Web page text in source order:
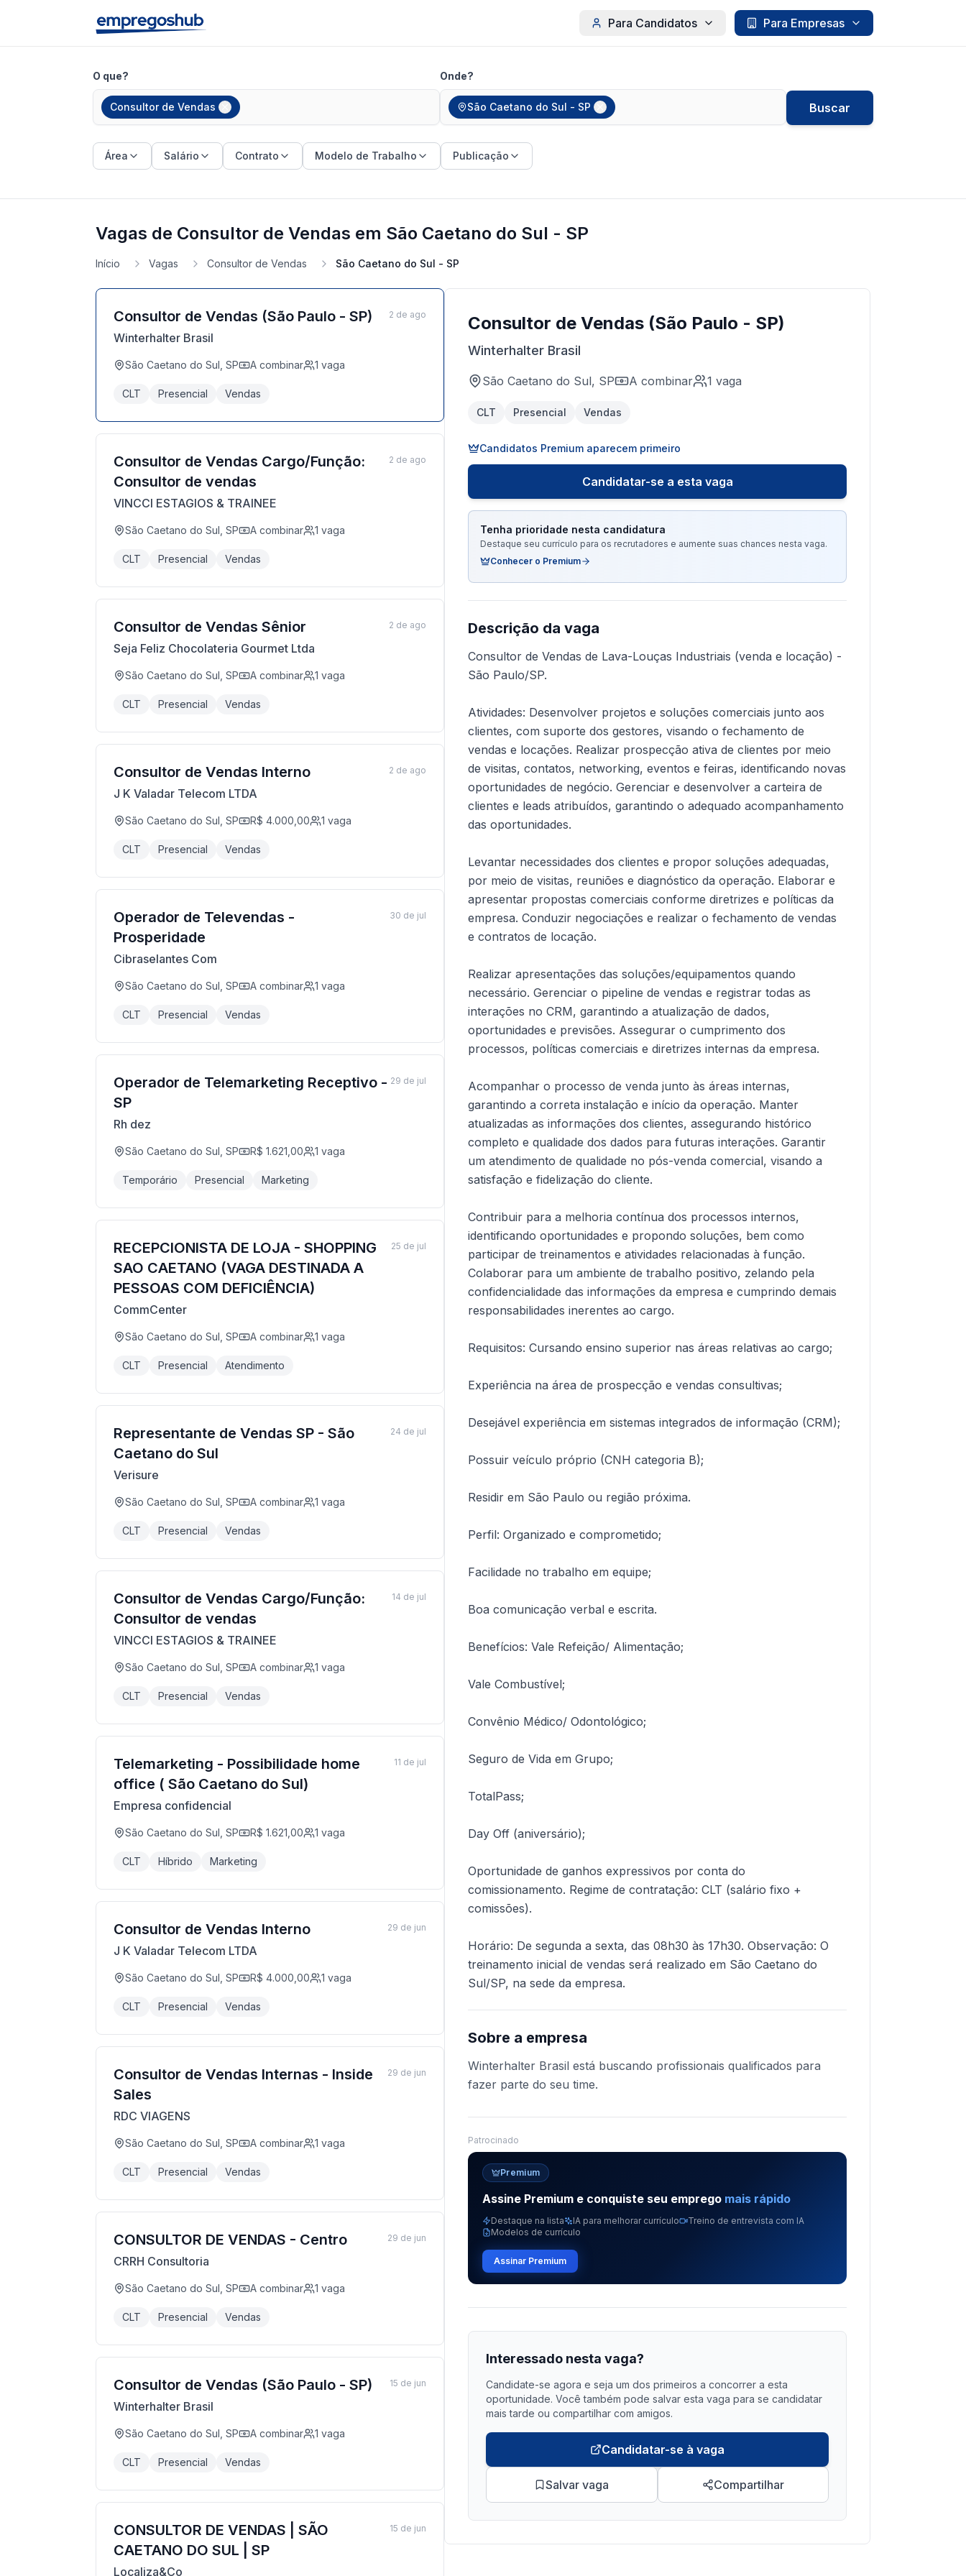
Para Candidatos Para Empresas
O que?
Consultor de Vendas
Onde?
São Caetano do Sul - SP Buscar
Área Salário Contrato Modelo de Trabalho Publicação
Vagas de Consultor de Vendas em São Caetano do Sul - SP
Início Vagas Consultor de Vendas São Caetano do Sul - SP
Consultor de Vendas (São Paulo - SP)
Winterhalter Brasil
São Caetano do Sul, SP A combinar 1 vaga
CLT Presencial Vendas
2 de ago
Consultor de Vendas Cargo/Função:
Consultor de vendas
VINCCI ESTAGIOS & TRAINEE
São Caetano do Sul, SP A combinar 1 vaga
CLT Presencial Vendas
2 de ago
Consultor de Vendas Sênior
Seja Feliz Chocolateria Gourmet Ltda
São Caetano do Sul, SP A combinar 1 vaga
CLT Presencial Vendas
2 de ago
Consultor de Vendas Interno
J K Valadar Telecom LTDA
São Caetano do Sul, SP R$ 4.000,00 1 vaga
CLT Presencial Vendas
2 de ago
Operador de Televendas -
Prosperidade
Cibraselantes Com
São Caetano do Sul, SP A combinar 1 vaga
CLT Presencial Vendas
30 de jul
Operador de Telemarketing Receptivo -
SP
Rh dez
São Caetano do Sul, SP R$ 1.621,00 1 vaga
Temporário Presencial Marketing
29 de jul
RECEPCIONISTA DE LOJA - SHOPPING
SAO CAETANO (VAGA DESTINADA A
PESSOAS COM DEFICIÊNCIA)
CommCenter
São Caetano do Sul, SP A combinar 1 vaga
CLT Presencial Atendimento
25 de jul
Representante de Vendas SP - São
Caetano do Sul
Verisure
São Caetano do Sul, SP A combinar 1 vaga
CLT Presencial Vendas
24 de jul
Consultor de Vendas Cargo/Função:
Consultor de vendas
VINCCI ESTAGIOS & TRAINEE
São Caetano do Sul, SP A combinar 1 vaga
CLT Presencial Vendas
14 de jul
Telemarketing - Possibilidade home
office ( São Caetano do Sul)
Empresa confidencial
São Caetano do Sul, SP R$ 1.621,00 1 vaga
CLT Híbrido Marketing
11 de jul
Consultor de Vendas Interno
J K Valadar Telecom LTDA
São Caetano do Sul, SP R$ 4.000,00 1 vaga
CLT Presencial Vendas
29 de jun
Consultor de Vendas Internas - Inside
Sales
RDC VIAGENS
São Caetano do Sul, SP A combinar 1 vaga
CLT Presencial Vendas
29 de jun
CONSULTOR DE VENDAS - Centro
CRRH Consultoria
São Caetano do Sul, SP A combinar 1 vaga
CLT Presencial Vendas
29 de jun
Consultor de Vendas (São Paulo - SP)
Winterhalter Brasil
São Caetano do Sul, SP A combinar 1 vaga
CLT Presencial Vendas
15 de jun
CONSULTOR DE VENDAS | SÃO
CAETANO DO SUL | SP
Localiza&Co
15 de jun
Consultor de Vendas (São Paulo - SP)
Winterhalter Brasil
São Caetano do Sul, SP A combinar 1 vaga
CLT Presencial Vendas
Candidatos Premium aparecem primeiro
Candidatar-se a esta vaga
Tenha prioridade nesta candidatura
Destaque seu currículo para os recrutadores e aumente suas chances nesta vaga.
Conhecer o Premium
Descrição da vaga
Consultor de Vendas de Lava-Louças Industriais (venda e locação) -
São Paulo/SP.
Atividades: Desenvolver projetos e soluções comerciais junto aos
clientes, com suporte dos gestores, visando o fechamento de
vendas e locações. Realizar prospecção ativa de clientes por meio
de visitas, contatos, networking, eventos e feiras, identificando novas
oportunidades de negócio. Gerenciar e desenvolver a carteira de
clientes e leads atribuídos, garantindo o adequado acompanhamento
das oportunidades.
Levantar necessidades dos clientes e propor soluções adequadas,
por meio de visitas, reuniões e diagnóstico da operação. Elaborar e
apresentar propostas comerciais conforme diretrizes e políticas da
empresa. Conduzir negociações e realizar o fechamento de vendas
e contratos de locação.
Realizar apresentações das soluções/equipamentos quando
necessário. Gerenciar o pipeline de vendas e registrar todas as
interações no CRM, garantindo a atualização de dados,
oportunidades e previsões. Assegurar o cumprimento dos
processos, políticas comerciais e diretrizes internas da empresa.
Acompanhar o processo de venda junto às áreas internas,
garantindo a correta instalação e início da operação. Manter
atualizadas as informações dos clientes, assegurando histórico
completo e qualidade dos dados para futuras interações. Garantir
um atendimento de qualidade no pós-venda comercial, visando a
satisfação e fidelização do cliente.
Contribuir para a melhoria contínua dos processos internos,
identificando oportunidades e propondo soluções, bem como
participar de treinamentos e atividades relacionadas à função.
Colaborar para um ambiente de trabalho positivo, zelando pela
confidencialidade das informações da empresa e cumprindo demais
responsabilidades inerentes ao cargo.
Requisitos: Cursando ensino superior nas áreas relativas ao cargo;
Experiência na área de prospecção e vendas consultivas;
Desejável experiência em sistemas integrados de informação (CRM);
Possuir veículo próprio (CNH categoria B);
Residir em São Paulo ou região próxima.
Perfil: Organizado e comprometido;
Facilidade no trabalho em equipe;
Boa comunicação verbal e escrita.
Benefícios: Vale Refeição/ Alimentação;
Vale Combustível;
Convênio Médico/ Odontológico;
Seguro de Vida em Grupo;
TotalPass;
Day Off (aniversário);
Oportunidade de ganhos expressivos por conta do
comissionamento. Regime de contratação: CLT (salário fixo +
comissões).
Horário: De segunda a sexta, das 08h30 às 17h30. Observação: O
treinamento inicial de vendas será realizado em São Caetano do
Sul/SP, na sede da empresa.
Sobre a empresa
Winterhalter Brasil está buscando profissionais qualificados para
fazer parte do seu time.
Patrocinado
Premium
Assine Premium e conquiste seu emprego mais rápido
Destaque na lista IA para melhorar currículo
Treino de entrevista com IA
Modelos de currículo
Assinar Premium
Interessado nesta vaga?
Candidate-se agora e seja um dos primeiros a concorrer a esta
oportunidade. Você também pode salvar esta vaga para se candidatar
mais tarde ou compartilhar com amigos.
Candidatar-se à vaga
Salvar vaga Compartilhar